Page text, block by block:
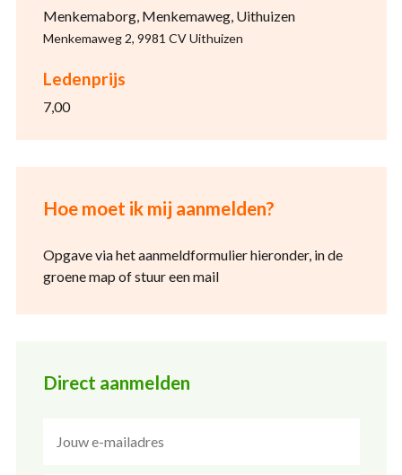
Menkemaborg, Menkemaweg, Uithuizen
Menkemaweg 2, 9981 CV Uithuizen
Ledenprijs
7,00
Hoe moet ik mij aanmelden?
Opgave via het aanmeldformulier hieronder, in de
groene map of stuur een mail
Direct aanmelden